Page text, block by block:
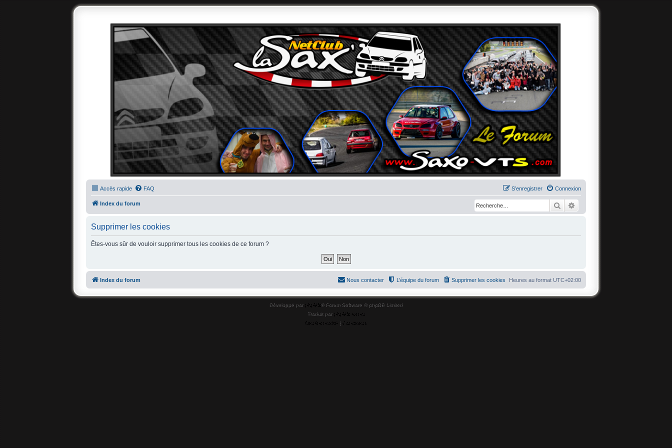
Accès rapide FAQ Connexion
S’enregistrer
Index du forum RechercherRecherche avancée
Supprimer les cookies
Êtes-vous sûr de vouloir supprimer tous les cookies de ce forum ?
Index du forum Heures au format UTC+02:00
Supprimer les cookies
L’équipe du forum
Nous contacter
Développé parphpBB® Forum Software © phpBB Limited
Traduit parphpBB-fr.com
Confidentialité|Conditions